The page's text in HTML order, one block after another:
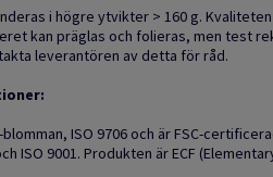
i högre ytvikter > 160 g.
kan präglas och folieras, men test
leverantören av detta för råd.
blomman, ISO 9706 och är FSC-
ISO 9001. Produkten är ECF